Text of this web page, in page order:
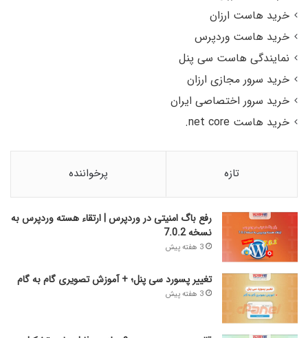
خرید هاست ارزان
خرید هاست وردپرس
نمایندگی هاست سی پنل
خرید سرور مجازی ارزان
خرید سرور اختصاصی ایران
خرید هاست net core.
تازه پرخواننده
رفع باگ امنیتی در وردپرس | ارتقاء هسته وردپرس به
نسخه 7.0.2
3 هفته پیش
تغییر پسورد سی پنل؛ + آموزش تصویری گام به گام
3 هفته پیش